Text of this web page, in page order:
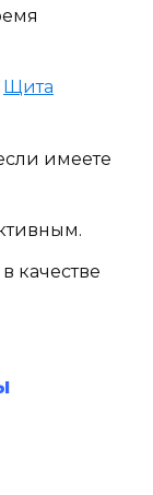
Щита
имеете
в качестве